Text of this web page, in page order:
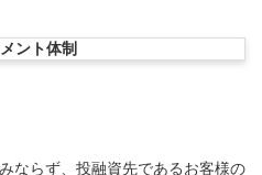
ント体制
ならず、投融資先であるお客様の